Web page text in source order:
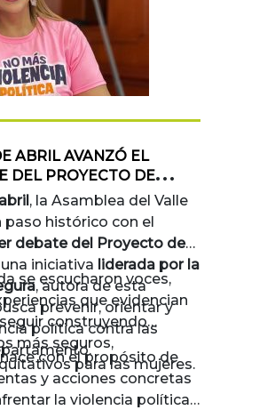
ABRIL AVANZÓ EL
DEL PROYECTO DE
LIDERADO POR LA
, la Asamblea del Valle
paso histórico con el
debate del Proyecto de
una iniciativa liderada por la
, autora de esta
prevenir, orientar y
política contra las
se escucharon voces,
que evidencian
construyendo
más seguros,
para las mujeres.
con el propósito de
y acciones concretas
la violencia política